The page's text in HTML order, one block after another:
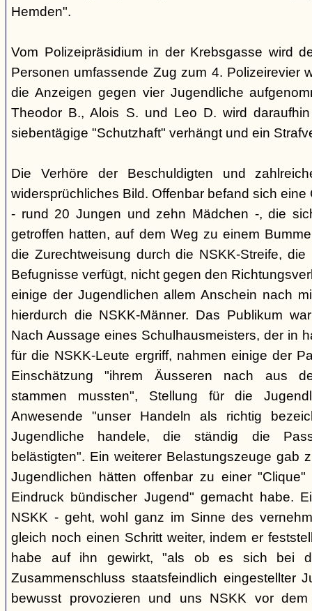
Hemden".
Vom Polizeipräsidium in der Krebsgasse wird
Personen umfassende Zug zum 4. Polizeirevier
die Anzeigen gegen vier Jugendliche
Theodor B., Alois S. und Leo D. wird
siebentägige "Schutzhaft" verhängt und ein
Die Verhöre der Beschuldigten und
widersprüchliches Bild. Offenbar befand sich
- rund 20 Jungen und zehn Mädchen -, die
getroffen hatten, auf dem Weg zu einem
die Zurechtweisung durch die NSKK-Streife,
Befugnisse verfügt, nicht gegen den
einige der Jugendlichen allem Anschein nach
hierdurch die NSKK-Männer. Das Publikum
Nach Aussage eines Schulhausmeisters, der in
für die NSKK-Leute ergriff, nahmen einige der
Einschätzung "ihrem Äusseren nach aus
stammen mussten", Stellung für die
Anwesende "unser Handeln als richtig
Jugendliche handele, die ständig die
belästigten". Ein weiterer Belastungszeuge gab
Jugendlichen hätten offenbar zu einer
Eindruck bündischer Jugend" gemacht habe.
NSKK - geht, wohl ganz im Sinne des
gleich noch einen Schritt weiter, indem er
habe auf ihn gewirkt, "als ob es sich bei
Zusammenschluss staatsfeindlich eingestellter
bewusst provozieren und uns NSKK vor dem